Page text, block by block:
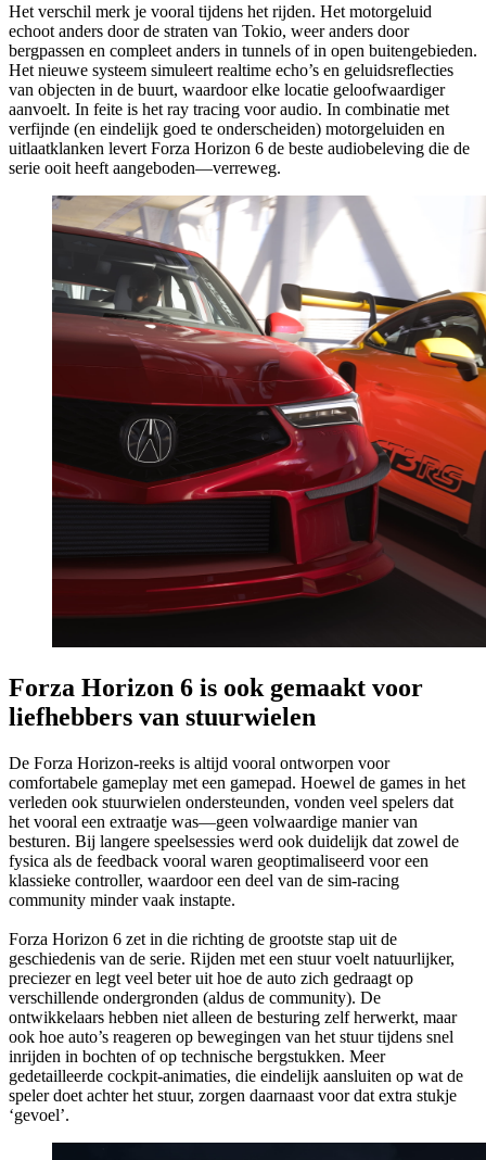
Het verschil merk je vooral tijdens het rijden. Het motorgeluid
echoot anders door de straten van Tokio, weer anders door
bergpassen en compleet anders in tunnels of in open buitengebieden.
Het nieuwe systeem simuleert realtime echo’s en geluidsreflecties
van objecten in de buurt, waardoor elke locatie geloofwaardiger
aanvoelt. In feite is het ray tracing voor audio. In combinatie met
verfijnde (en eindelijk goed te onderscheiden) motorgeluiden en
uitlaatklanken levert Forza Horizon 6 de beste audiobeleving die de
serie ooit heeft aangeboden—verreweg.
Forza Horizon 6 is ook gemaakt voor
liefhebbers van stuurwielen
De Forza Horizon-reeks is altijd vooral ontworpen voor
comfortabele gameplay met een gamepad. Hoewel de games in het
verleden ook stuurwielen ondersteunden, vonden veel spelers dat
het vooral een extraatje was—geen volwaardige manier van
besturen. Bij langere speelsessies werd ook duidelijk dat zowel de
fysica als de feedback vooral waren geoptimaliseerd voor een
klassieke controller, waardoor een deel van de sim-racing
community minder vaak instapte.
Forza Horizon 6 zet in die richting de grootste stap uit de
geschiedenis van de serie. Rijden met een stuur voelt natuurlijker,
preciezer en legt veel beter uit hoe de auto zich gedraagt op
verschillende ondergronden (aldus de community). De
ontwikkelaars hebben niet alleen de besturing zelf herwerkt, maar
ook hoe auto’s reageren op bewegingen van het stuur tijdens snel
inrijden in bochten of op technische bergstukken. Meer
gedetailleerde cockpit-animaties, die eindelijk aansluiten op wat de
speler doet achter het stuur, zorgen daarnaast voor dat extra stukje
‘gevoel’.